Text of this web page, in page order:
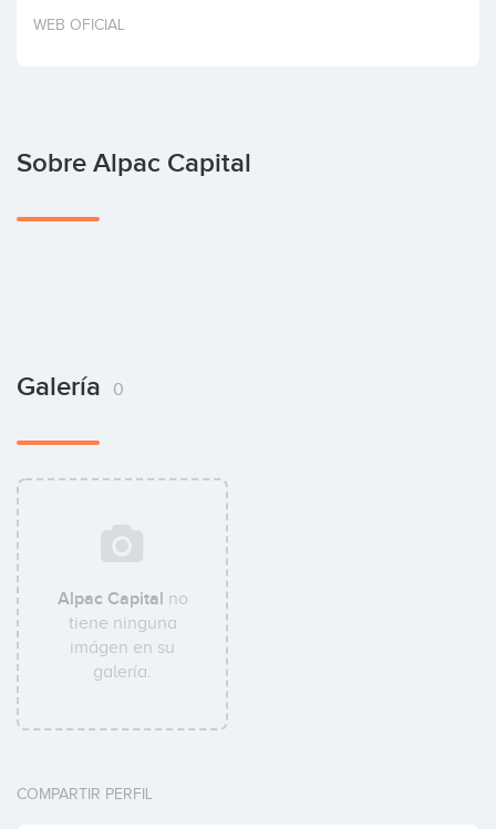
Invertir
WEB OFICIAL
Sobre Alpac Capital
Galería 0
Alpac Capital no
tiene ninguna
imágen en su
galería.
COMPARTIR PERFIL